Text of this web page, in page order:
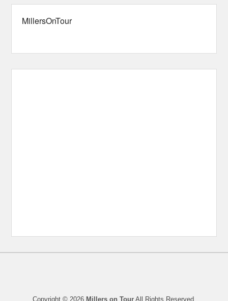
MillersOnTour
Copyright © 2026 Millers on TourAll Rights Reserved.